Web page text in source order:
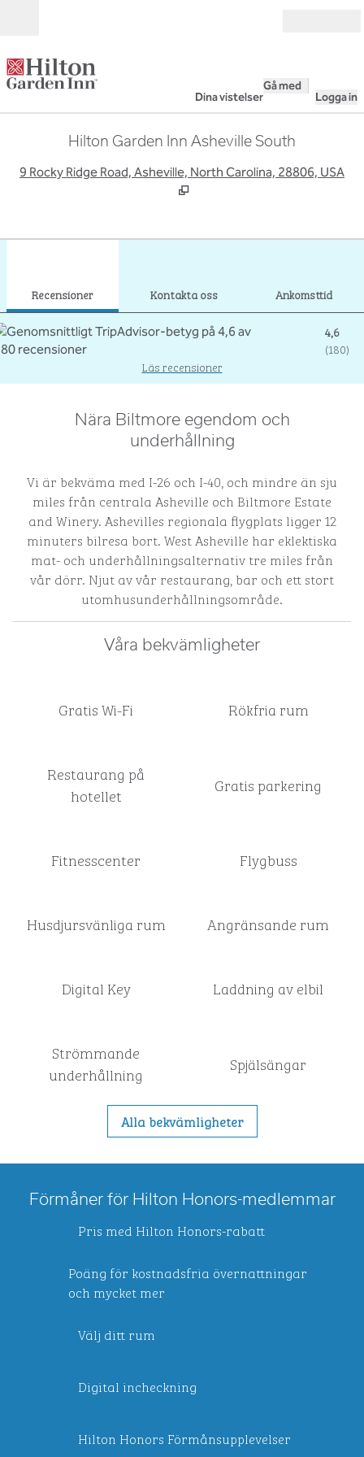
Dina vistelser
Gå med
Logga in
Hilton Garden Inn Asheville South
9 Rocky Ridge Road, Asheville, North Carolina, 28806, USA
Recensioner Kontakta oss Ankomsttid
4,6
(180)
Läs recensioner
Nära Biltmore egendom och
underhållning
Vi är bekväma med I-26 och I-40, och mindre än sju
miles från centrala Asheville och Biltmore Estate
and Winery. Ashevilles regionala flygplats ligger 12
minuters bilresa bort. West Asheville har eklektiska
mat- och underhållningsalternativ tre miles från
vår dörr. Njut av vår restaurang, bar och ett stort
utomhusunderhållningsområde.
Våra bekvämligheter
Gratis Wi-Fi Rökfria rum
Restaurang på
hotellet
Gratis parkering
Fitnesscenter Flygbuss
Husdjursvänliga rum Angränsande rum
Digital Key Laddning av elbil
Strömmande
underhållning
Spjälsängar
Alla bekvämligheter
Förmåner för Hilton Honors-medlemmar
Pris med Hilton Honors-rabatt
Poäng för kostnadsfria övernattningar
och mycket mer
Välj ditt rum
Digital incheckning
Hilton Honors Förmånsupplevelser